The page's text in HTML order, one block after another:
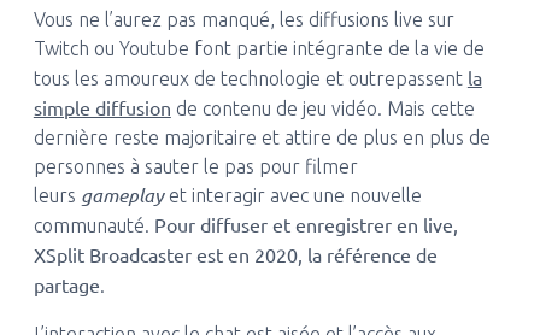
Vous ne l’aurez pas manqué, les diffusions live sur
Twitch ou Youtube font partie intégrante de la vie de
tous les amoureux de technologie et outrepassent la
simple diffusion de contenu de jeu vidéo. Mais cette
dernière reste majoritaire et attire de plus en plus de
personnes à sauter le pas pour filmer
leurs gameplayet interagir avec une nouvelle
communauté. Pour diffuser et enregistrer en live,
XSplit Broadcaster est en 2020, la référence de
partage.